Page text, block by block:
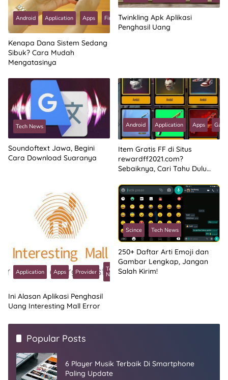
Android Application Apps Fintech Tech
News
Kenapa Dana Sistem Sedang
Sibuk? Cara Mudah
Mengatasinya
Twinkling Apk Aplikasi
Penghasil Uang
Tech News
Soundoftext Jawa, Begini
Cara Download Suaranya
Android Application Apps
Item Gratis FF di Situs
rewardff2021.com?
Sebaiknya, Cari Tahu Dulu
Application Apps Provider Tech
News
Ini Alasan Aplikasi Penghasil
Uang Interesting Mall Error
Scince Tech News
250+ Daftar Arti Emoji dan
Gambar Lengkap, Jangan
Salah Kirim!
Popular Posts
6 Player Musik Terbaik Di Smartphone
Paling Update